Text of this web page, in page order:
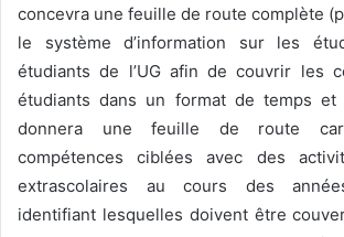
concevra une feuille de route complète
le système d’information
sur les
étudiants de l’UG afin de couvrir les
étudiants dans un format de temps
donnera une feuille de route
compétences ciblées avec des
extrascolaires au cours des
identifiant lesquelles doivent être